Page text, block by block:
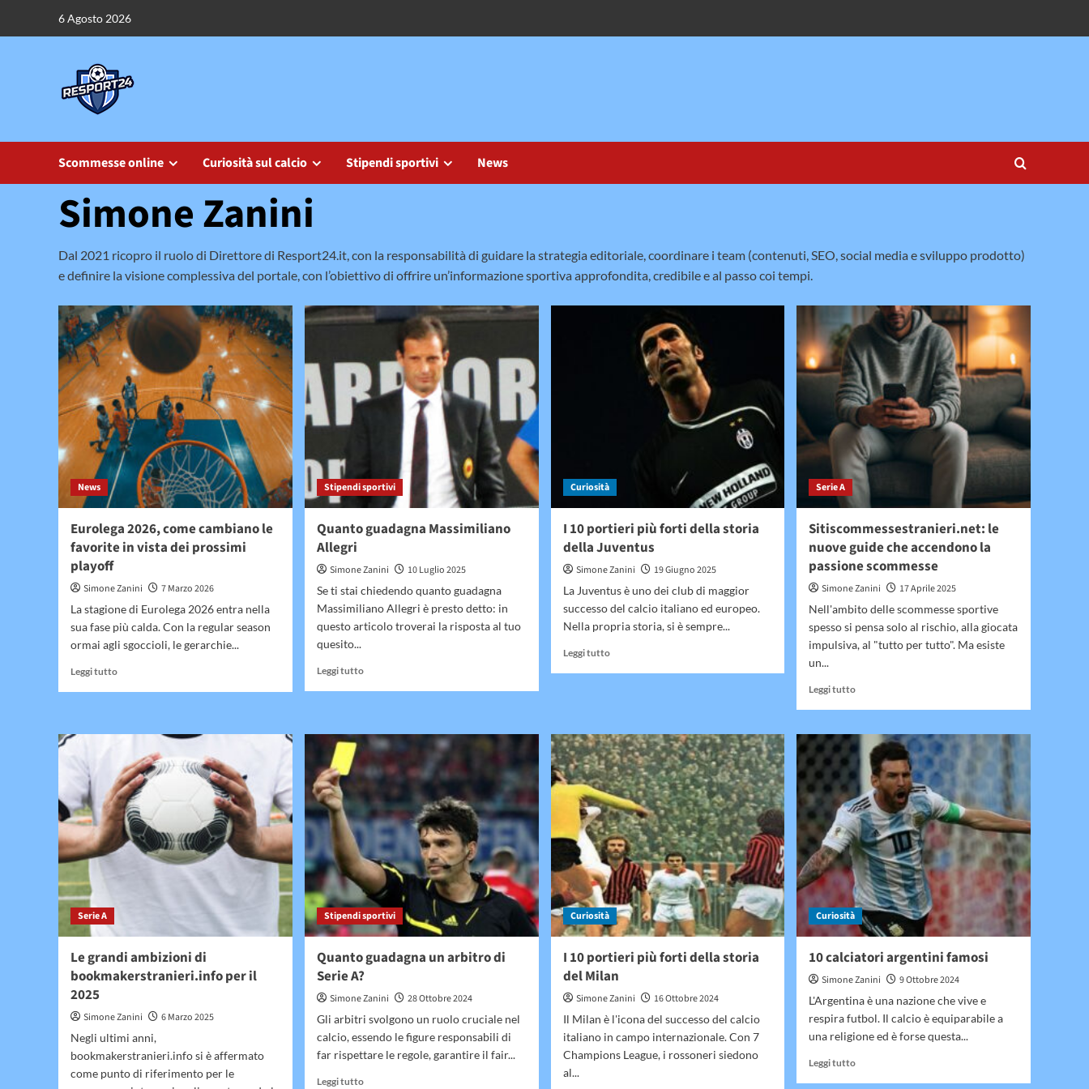
6 Agosto 2026
Scommesse online Curiosità sul calcio Stipendi sportivi News
Simone Zanini
Dal 2021 ricopro il ruolo di Direttore di Resport24.it, con la responsabilità di guidare la strategia editoriale, coordinare i team (contenuti, SEO, social media e sviluppo prodotto)
e definire la visione complessiva del portale, con l’obiettivo di offrire un’informazione sportiva approfondita, credibile e al passo coi tempi.
News
Eurolega 2026, come cambiano le
favorite in vista dei prossimi
playoff
Simone Zanini
7 Marzo 2026
La stagione di Eurolega 2026 entra nella
sua fase più calda. Con la regular season
ormai agli sgoccioli, le gerarchie...
Leggi tuttoLeggi
come
cambiano
le
favorite
in
vista
dei
Stipendi sportivi
Quanto guadagna Massimiliano
Allegri
Simone Zanini
10 Luglio 2025
Se ti stai chiedendo quanto guadagna
Massimiliano Allegri è presto detto: in
questo articolo troverai la risposta al tuo
quesito...
Leggi tuttoLeggi
guadagna
Allegri
Curiosità
I 10 portieri più forti della storia
della Juventus
Simone Zanini
19 Giugno 2025
La Juventus è uno dei club di maggior
successo del calcio italiano ed europeo.
Nella propria storia, si è sempre...
Leggi tuttoLeggi
portieri
più
forti
della
storia
della
Juventus
Serie A
Sitiscommessestranieri.net: le
nuove guide che accendono la
passione scommesse
Simone Zanini
17 Aprile 2025
Nell'ambito delle scommesse sportive
spesso si pensa solo al rischio, alla giocata
impulsiva, al "tutto per tutto". Ma esiste
un...
Leggi tuttoLeggi
su
Sitiscommessestranieri.net:
nuove
guide
che
accendono
la
passione
scommesse
Serie A
Le grandi ambizioni di
bookmakerstranieri.info per il
2025
Simone Zanini
6 Marzo 2025
Negli ultimi anni,
bookmakerstranieri.info si è affermato
come punto di riferimento per le
Stipendi sportivi
Quanto guadagna un arbitro di
Serie A?
Simone Zanini
28 Ottobre 2024
Gli arbitri svolgono un ruolo cruciale nel
calcio, essendo le figure responsabili di
far rispettare le regole, garantire il fair...
Leggi tuttoLeggi
Curiosità
I 10 portieri più forti della storia
del Milan
Simone Zanini
16 Ottobre 2024
Il Milan è l'icona del successo del calcio
italiano in campo internazionale. Con 7
Champions League, i rossoneri siedono
al...
Curiosità
10 calciatori argentini famosi
Simone Zanini
9 Ottobre 2024
L'Argentina è una nazione che vive e
respira futbol. Il calcio è equiparabile a
una religione ed è forse questa...
Leggi tuttoLeggi